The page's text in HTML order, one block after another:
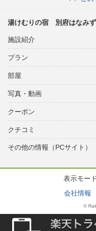
湯けむりの宿 別府はなみず
施設紹介
プラン
部屋
写真・動画
クーポン
クチコミ
その他の情報（PCサイト）
表示モー
会社情報
©